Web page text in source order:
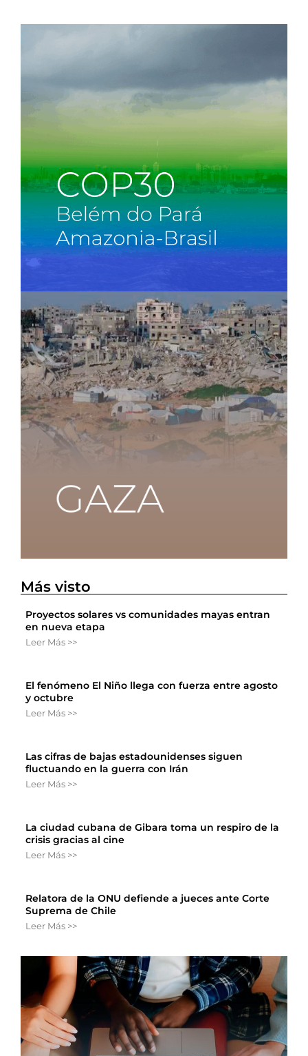
Más visto
Proyectos solares vs comunidades mayas entran
en nueva etapa
Leer Más >>
El fenómeno El Niño llega con fuerza entre agosto
y octubre
Leer Más >>
Las cifras de bajas estadounidenses siguen
fluctuando en la guerra con Irán
Leer Más >>
La ciudad cubana de Gibara toma un respiro de la
crisis gracias al cine
Leer Más >>
Relatora de la ONU defiende a jueces ante Corte
Suprema de Chile
Leer Más >>